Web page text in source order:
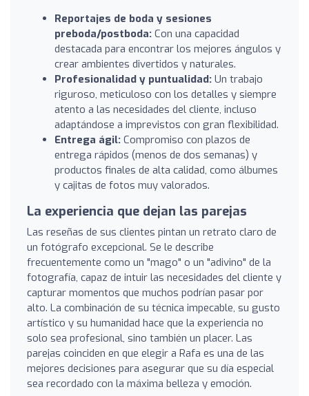
Reportajes de boda y sesiones
preboda/postboda: Con una capacidad
destacada para encontrar los mejores ángulos y
crear ambientes divertidos y naturales.
Profesionalidad y puntualidad: Un trabajo
riguroso, meticuloso con los detalles y siempre
atento a las necesidades del cliente, incluso
adaptándose a imprevistos con gran flexibilidad.
Entrega ágil: Compromiso con plazos de
entrega rápidos (menos de dos semanas) y
productos finales de alta calidad, como álbumes
y cajitas de fotos muy valorados.
La experiencia que dejan las parejas
Las reseñas de sus clientes pintan un retrato claro de
un fotógrafo excepcional. Se le describe
frecuentemente como un "mago" o un "adivino" de la
fotografía, capaz de intuir las necesidades del cliente y
capturar momentos que muchos podrían pasar por
alto. La combinación de su técnica impecable, su gusto
artístico y su humanidad hace que la experiencia no
solo sea profesional, sino también un placer. Las
parejas coinciden en que elegir a Rafa es una de las
mejores decisiones para asegurar que su día especial
sea recordado con la máxima belleza y emoción.